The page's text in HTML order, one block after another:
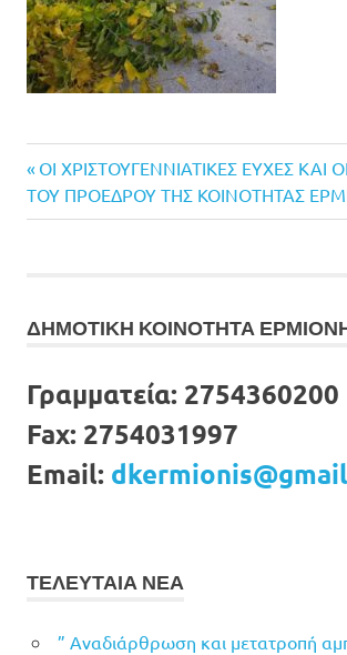
Πλοήγηση
άρθρων
Previous
Post:
OI ΧΡΙΣΤΟΥΓΕΝΝΙΑΤΙΚΕΣ ΕΥΧΕΣ ΚΑΙ
ΤΟΥ ΠΡΟΕΔΡΟΥ ΤΗΣ ΚΟΙΝΟΤΗΤΑΣ
ΔΗΜΟΤΙΚΗ ΚΟΙΝΟΤΗΤΑ
Γραμματεία: 2754360200
Fax: 2754031997
Email:
ΤΕΛΕΥΤΑΙΑ ΝΕΑ
” Αναδιάρθρωση και μετατροπή